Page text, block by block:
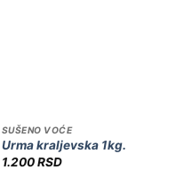
SUŠENO VOĆE
Urma kraljevska 1kg.
1.200RSD